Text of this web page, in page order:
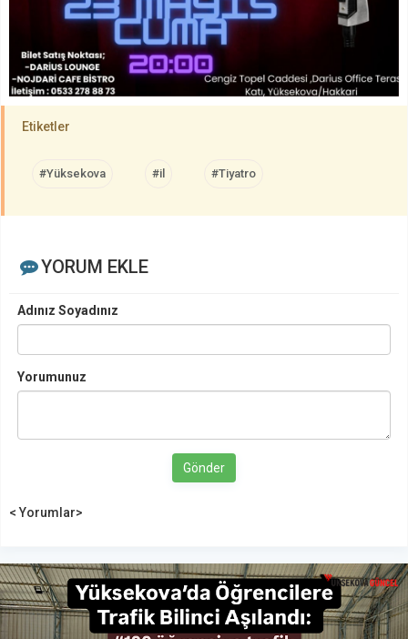
Etiketler
#Yüksekova #il #Tiyatro
YORUM EKLE
Adınız Soyadınız
Yorumunuz
Gönder
< Yorumlar>